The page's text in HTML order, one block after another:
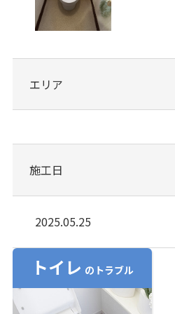
エリア
施工日
2025.05.25
トイレ のトラブル